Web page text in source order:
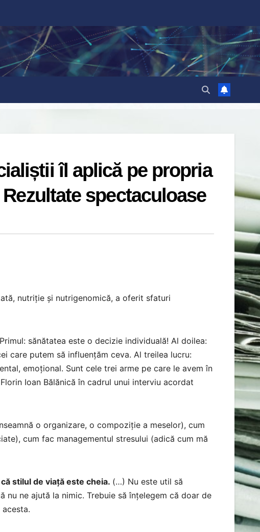
îl aplică pe propria
spectaculoase
nutriție și nutrigenomică, a oferit sfaturi
sănătatea este o decizie individuală! Al doilea:
care putem să influențăm ceva. Al treilea lucru:
emoțional. Sunt cele trei arme pe care le avem în
Ioan Bălănică în cadrul unui interviu acordat
o organizare, o compoziție a meselor), cum
cum fac managementul stresului (adică cum mă
stilul de viață este cheia. (…) Nu este util să
ne ajută la nimic. Trebuie să înțelegem că doar de